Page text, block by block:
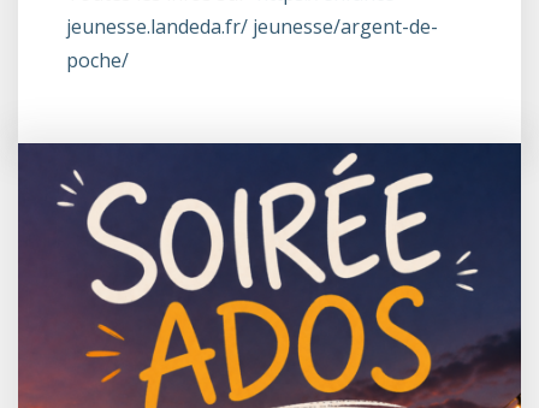
jeunesse.landeda.fr/ jeunesse/argent-de-
poche/